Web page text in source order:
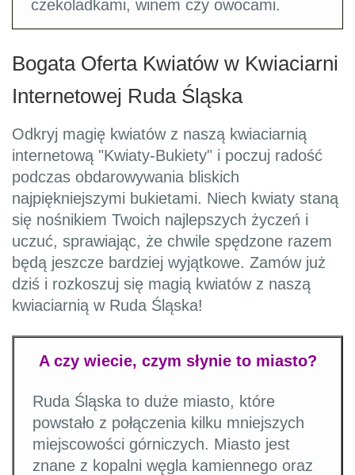
czekoladkami, winem czy owocami.
Bogata Oferta Kwiatów w Kwiaciarni
Internetowej Ruda Śląska
Odkryj magię kwiatów z naszą kwiaciarnią
internetową "Kwiaty-Bukiety" i poczuj radość
podczas obdarowywania bliskich
najpiękniejszymi bukietami. Niech kwiaty staną
się nośnikiem Twoich najlepszych życzeń i
uczuć, sprawiając, że chwile spędzone razem
będą jeszcze bardziej wyjątkowe. Zamów już
dziś i rozkoszuj się magią kwiatów z naszą
kwiaciarnią w Ruda Śląska!
A czy wiecie, czym słynie to miasto?
Ruda Śląska to duże miasto, które
powstało z połączenia kilku mniejszych
miejscowości górniczych. Miasto jest
znane z kopalni węgla kamiennego oraz